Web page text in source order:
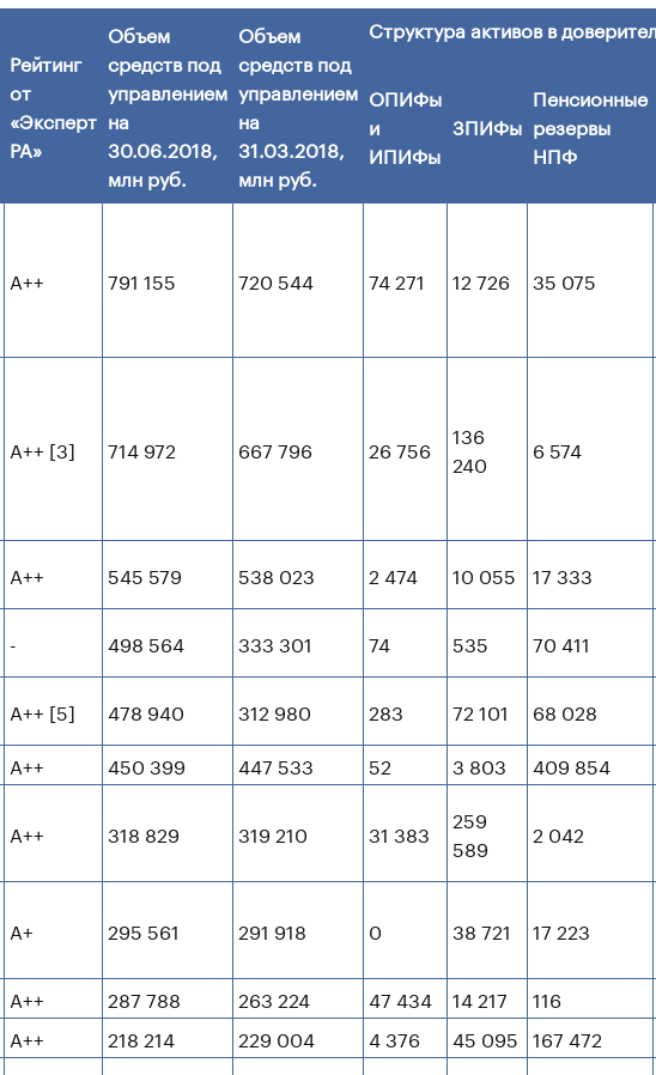
Рейтинг
от
«Эксперт
РА»
Объем
средств под
управлением
на
30.06.2018,
млн руб.
Объем
средств под
управлением
на
31.03.2018,
млн руб.
Структура активов в
ОПИФы
и
ИПИФы
ЗПИФы
Пенсионные
резервы
НПФ
А++ 791 155 720 544 74 271 12 726 35 075
А++ [3] 714 972 667 796 26 756
136
240
6 574
А++ 545 579 538 023 2 474 10 055 17 333
- 498 564 333 301 74 535 70 411
А++ [5] 478 940 312 980 283 72 101
68 028
А++ 450 399 447 533 52 3 803 409 854
А++ 318 829 319 210 31 383
259
589
2 042
А+ 295 561 291 918 0 38 721 17 223
А++ 287 788 263 224 47 434 14 217
116
А++ 218 214 229 004 4 376 45 095 167 472